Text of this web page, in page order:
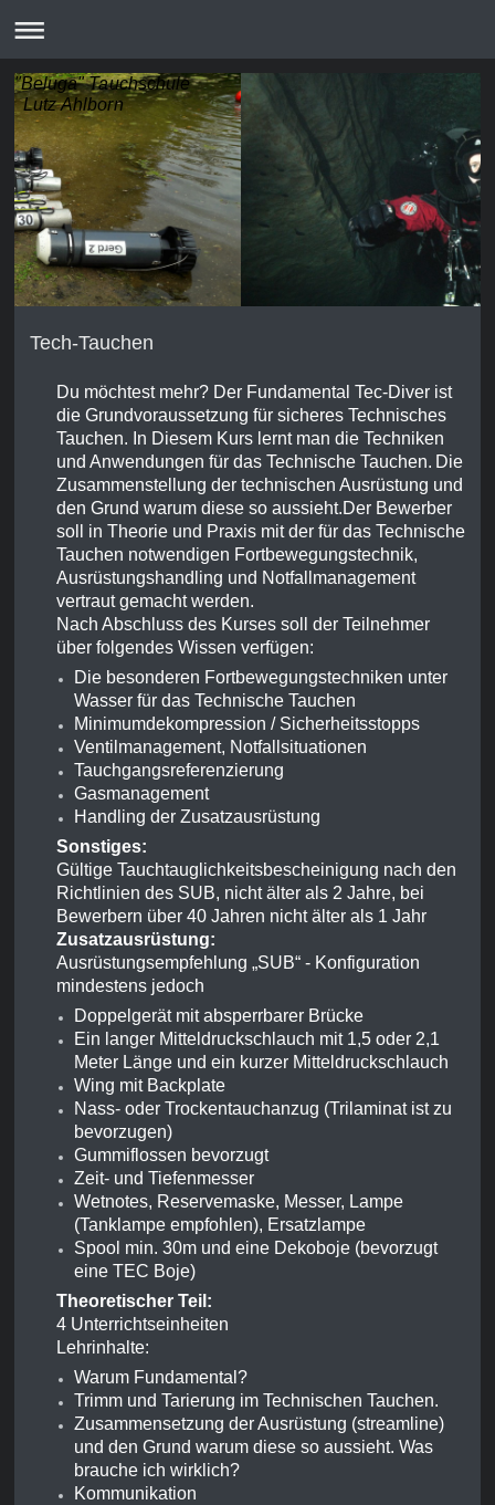
"Beluga" Tauchschule
Lutz Ahlborn
Tech-Tauchen
Du möchtest mehr? Der Fundamental Tec-Diver ist
die Grundvoraussetzung für sicheres Technisches
Tauchen. In Diesem Kurs lernt man die Techniken
und Anwendungen für das Technische Tauchen. Die
Zusammenstellung der technischen Ausrüstung und
den Grund warum diese so aussieht.Der Bewerber
soll in Theorie und Praxis mit der für das Technische
Tauchen notwendigen Fortbewegungstechnik,
Ausrüstungshandling und Notfallmanagement
vertraut gemacht werden.
Nach Abschluss des Kurses soll der Teilnehmer
über folgendes Wissen verfügen:
Die besonderen Fortbewegungstechniken unter
Wasser für das Technische Tauchen
Minimumdekompression / Sicherheitsstopps
Ventilmanagement, Notfallsituationen
Tauchgangsreferenzierung
Gasmanagement
Handling der Zusatzausrüstung
Sonstiges:
Gültige Tauchtauglichkeitsbescheinigung nach den
Richtlinien des SUB, nicht älter als 2 Jahre, bei
Bewerbern über 40 Jahren nicht älter als 1 Jahr
Zusatzausrüstung:
Ausrüstungsempfehlung „SUB“ - Konfiguration
mindestens jedoch
Doppelgerät mit absperrbarer Brücke
Ein langer Mitteldruckschlauch mit 1,5 oder 2,1
Meter Länge und ein kurzer Mitteldruckschlauch
Wing mit Backplate
Nass- oder Trockentauchanzug (Trilaminat ist zu
bevorzugen)
Gummiflossen bevorzugt
Zeit- und Tiefenmesser
Wetnotes, Reservemaske, Messer, Lampe
(Tanklampe empfohlen), Ersatzlampe
Spool min. 30m und eine Dekoboje (bevorzugt
eine TEC Boje)
Theoretischer Teil:
4 Unterrichtseinheiten
Lehrinhalte:
Warum Fundamental?
Trimm und Tarierung im Technischen Tauchen.
Zusammensetzung der Ausrüstung (streamline)
und den Grund warum diese so aussieht. Was
brauche ich wirklich?
Kommunikation